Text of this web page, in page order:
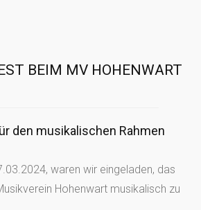
BEIM MV HOHENWART
den musikalischen Rahmen
waren wir eingeladen, das
Hohenwart musikalisch zu